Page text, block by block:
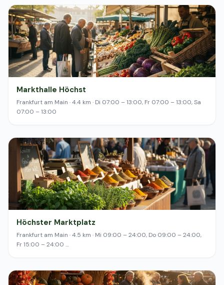
Markthalle Höchst
Frankfurt am Main · 4.4 km · Di 07:00 – 13:00, Fr 07:00 – 13:00, Sa
07:00 – 13:00
Höchster Marktplatz
Frankfurt am Main · 4.5 km · Mi 09:00 – 24:00, Do 09:00 – 24:00,
Fr 15:00 – 24:00 …